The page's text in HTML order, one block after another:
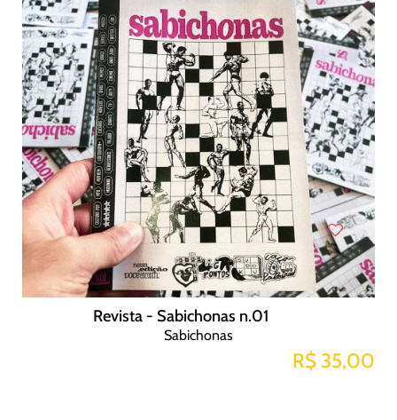
Revista - Sabichonas n.01
Sabichonas
R$ 35,00